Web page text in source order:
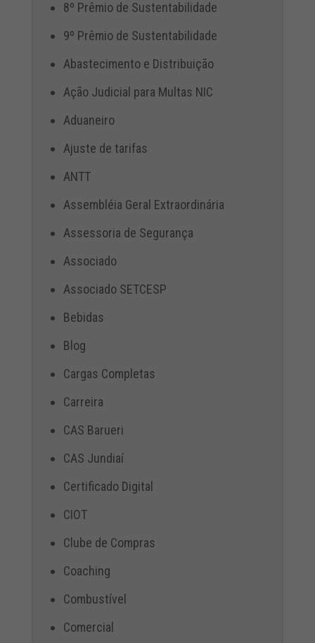
8º Prêmio de Sustentabilidade
9º Prêmio de Sustentabilidade
Abastecimento e Distribuição
Ação Judicial para Multas NIC
Aduaneiro
Ajuste de tarifas
ANTT
Assembléia Geral Extraordinária
Assessoria de Segurança
Associado
Associado SETCESP
Bebidas
Blog
Cargas Completas
Carreira
CAS Barueri
CAS Jundiaí
Certificado Digital
CIOT
Clube de Compras
Coaching
Combustível
Comercial